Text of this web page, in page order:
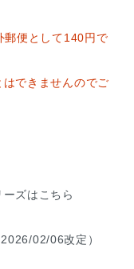
郵便として140円で
できませんのでご
ズはこちら
02/06改定）